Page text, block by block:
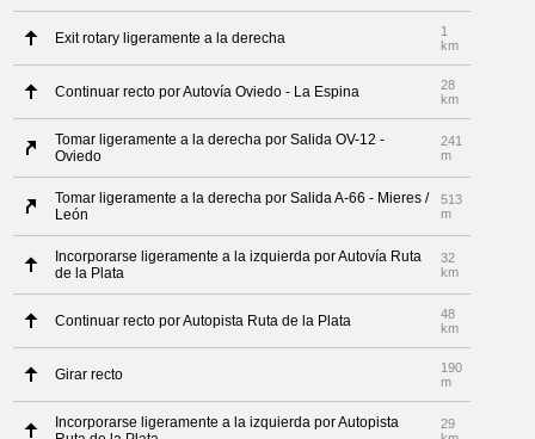
Exit rotary ligeramente a la derecha
1
km
Continuar recto por Autovía Oviedo - La Espina
28
km
Tomar ligeramente a la derecha por Salida OV-12 -
Oviedo
241
m
Tomar ligeramente a la derecha por Salida A-66 - Mieres /
León
513
m
Incorporarse ligeramente a la izquierda por Autovía Ruta
de la Plata
32
km
Continuar recto por Autopista Ruta de la Plata
48
km
Girar recto
190
m
Incorporarse ligeramente a la izquierda por Autopista
29